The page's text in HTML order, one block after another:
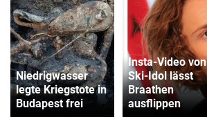
Niedrigwasser
legte Kriegstote in
Budapest frei
Insta-Video von
Ski-Idol lässt
Braathen
ausflippen